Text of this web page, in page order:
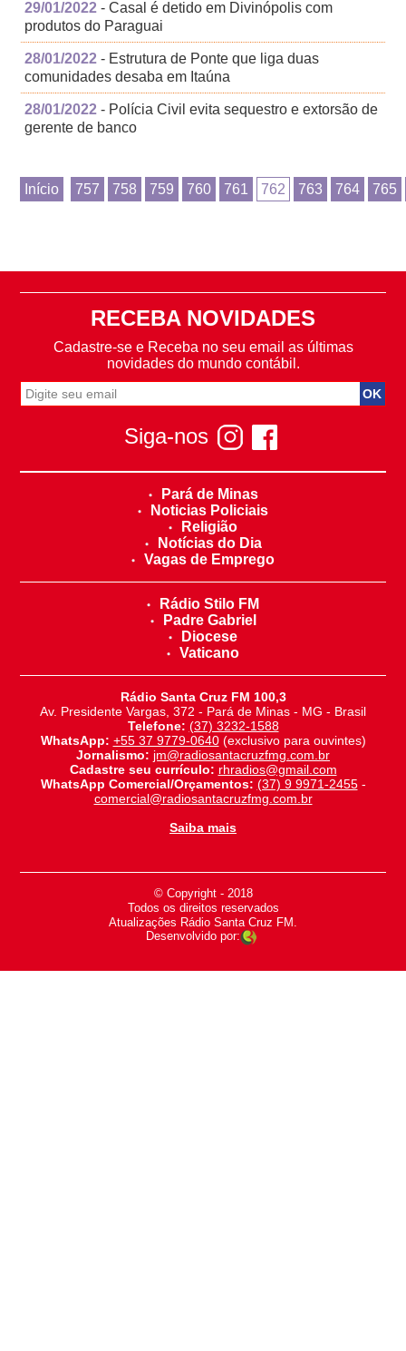
29/01/2022 - Casal é detido em Divinópolis com
produtos do Paraguai
28/01/2022 - Estrutura de Ponte que liga duas
comunidades desaba em Itaúna
28/01/2022 - Polícia Civil evita sequestro e extorsão de
gerente de banco
Início 757 758 759 760 761 762 763 764 765
RECEBA NOVIDADES
Cadastre-se e Receba no seu email as últimas
novidades do mundo contábil.
Siga-nos
Pará de Minas
Noticias Policiais
Religião
Notícias do Dia
Vagas de Emprego
Rádio Stilo FM
Padre Gabriel
Diocese
Vaticano
Rádio Santa Cruz FM 100,3
Av. Presidente Vargas, 372 - Pará de Minas - MG - Brasil
Telefone: (37) 3232-1588
WhatsApp: +55 37 9779-0640(exclusivo para ouvintes)
Jornalismo: jm@radiosantacruzfmg.com.br
Cadastre seu currículo: rhradios@gmail.com
WhatsApp Comercial/Orçamentos: (37) 9 9971-2455-
comercial@radiosantacruzfmg.com.br
Saiba mais
© Copyright - 2018
-
Todos os direitos reservados
-
Atualizações Rádio Santa Cruz FM.
Desenvolvido por: